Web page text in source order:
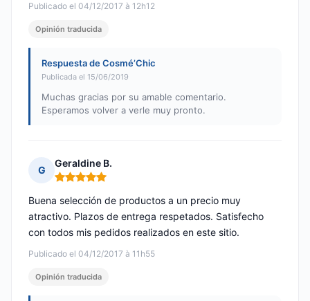
Publicado el 04/12/2017 à 12h12
Opinión traducida
Respuesta de Cosmé’Chic
Publicada el 15/06/2019
Muchas gracias por su amable comentario.
Esperamos volver a verle muy pronto.
G
Geraldine B.
Nota: 5 de 5
Publicado el 04/12/2017 à 11h55
Buena selección de productos a un precio muy
atractivo. Plazos de entrega respetados. Satisfecho
con todos mis pedidos realizados en este sitio.
Opinión traducida